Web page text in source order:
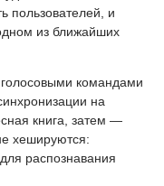
пользователей, и
из ближайших
командами
на
книга, затем —
хешируются:
распознавания